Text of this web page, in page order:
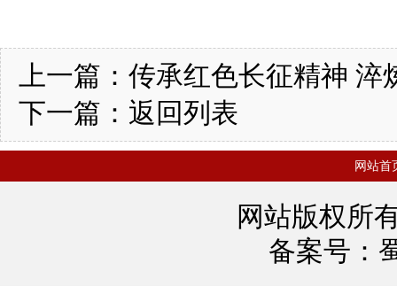
上一篇： 传承红色长征精神 淬
下一篇： 返回列表
网站首
网站版权所
备案号：